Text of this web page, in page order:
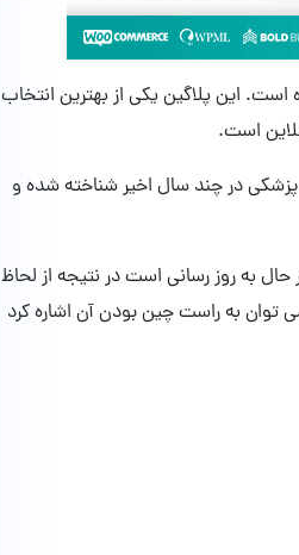
این پلاگین یکی از بهترین انتخاب
است.
در چند سال اخیر شناخته شده و
به روز رسانی است در نتیجه از لحاظ
توان به راست چین بودن آن اشاره کرد